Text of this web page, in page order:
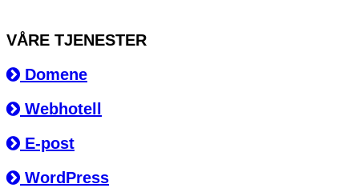
VÅRE TJENESTER
Domene
Webhotell
E-post
WordPress